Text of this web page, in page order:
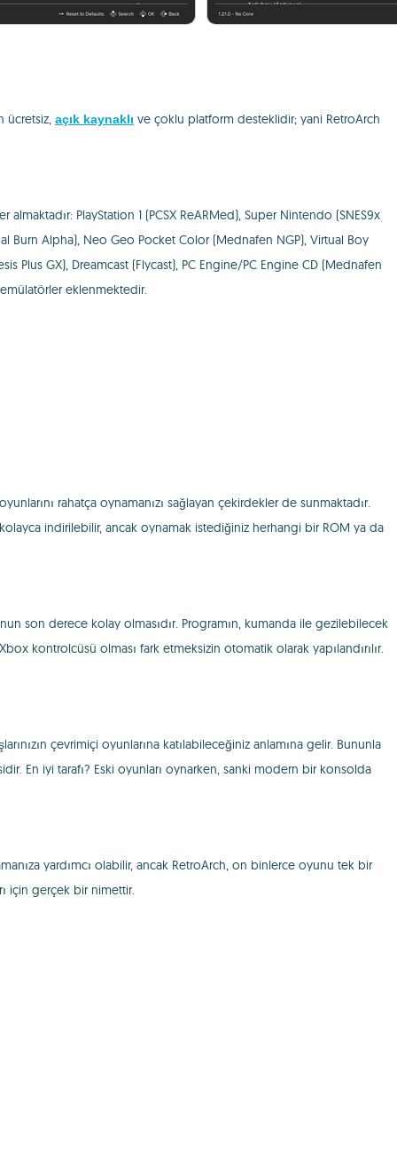
ücretsiz, açık kaynaklı ve çoklu platform desteklidir; yani RetroArch
PlayStation 1 (PCSX ReARMed), Super Nintendo (SNES9x
Burn Alpha), Neo Geo Pocket Color (Mednafen NGP), Virtual Boy
Plus GX), Dreamcast (Flycast), PC Engine/PC Engine CD (Mednafen
eklenmektedir.
rahatça oynamanızı sağlayan çekirdekler de sunmaktadır.
indirilebilir, ancak oynamak istediğiniz herhangi bir ROM ya da
son derece kolay olmasıdır. Programın, kumanda ile gezilebilecek
kontrolcüsü olması fark etmeksizin otomatik olarak yapılandırılır.
çevrimiçi oyunlarına katılabileceğiniz anlamına gelir. Bununla
En iyi tarafı? Eski oyunları oynarken, sanki modern bir konsolda
yardımcı olabilir, ancak RetroArch, on binlerce oyunu tek bir
için gerçek bir nimettir.